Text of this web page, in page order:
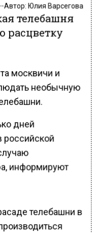
Автор: Юлия Варсегова
телебашня
расцветку
москвичи и
необычную
дней
российской
информируют
телебашни в